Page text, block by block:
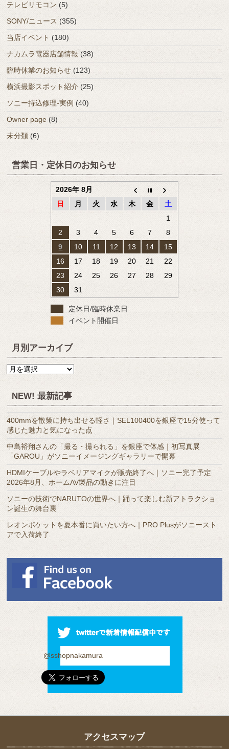
テレビリモコン (5)
SONY/ニュース (355)
当店イベント (180)
ナカムラ電器店舗情報 (38)
臨時休業のお知らせ (123)
横浜撮影スポット紹介 (25)
ソニー持込修理-実例 (40)
Owner page (8)
未分類 (6)
営業日・定休日のお知らせ
2026年 8月
日
月 火 水 木 金
土
1
2
3 4 5 6 7
8
9
10 11 12 13 14
15
16
17 18 19 20 21
22
23
24 25 26 27 28
29
30
31
定休日/臨時休業日
イベント開催日
月別アーカイブ
月
ー
カ
イ
ブ
NEW! 最新記事
400mmを散策に持ち出せる軽さ｜SEL100400を銀座で15分使って
感じた魅力と気になった点
中島裕翔さんの「撮る・撮られる」を銀座で体感｜初写真展
「GAROU」がソニーイメージングギャラリーで開幕
HDMIケーブルやラベリアマイクが販売終了へ｜ソニー完了予定
2026年8月、ホームAV製品の動きに注目
ソニーの技術でNARUTOの世界へ｜踊って楽しむ新アトラクショ
ン誕生の舞台裏
レオンポケットを夏本番に買いたい方へ｜PRO Plusがソニースト
アで入荷終了
@sshopnakamura
アクセスマップ